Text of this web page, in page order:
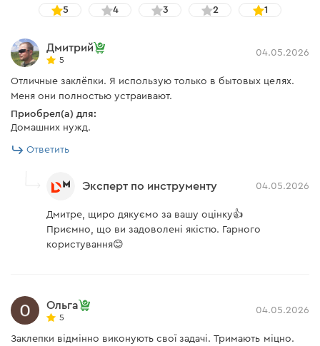
5 4 3 2 1
Дмитрий
5
04.05.2026
Отличные заклёпки. Я использую только в бытовых целях.
Меня они полностью устраивают.
Приобрел(а) для:
Домашних нужд.
Ответить
Эксперт по инструменту 04.05.2026
Дмитре, щиро дякуємо за вашу оцінку👍
Приємно, що ви задоволені якістю. Гарного
користування😊
Ольга
5
04.05.2026
Заклепки відмінно виконують свої задачі. Тримають міцно.